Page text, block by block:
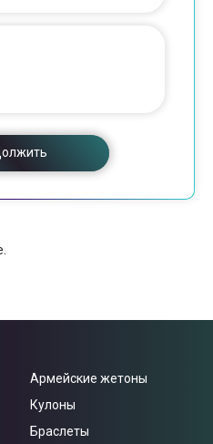
Армейские жетоны
Кулоны
Браслеты